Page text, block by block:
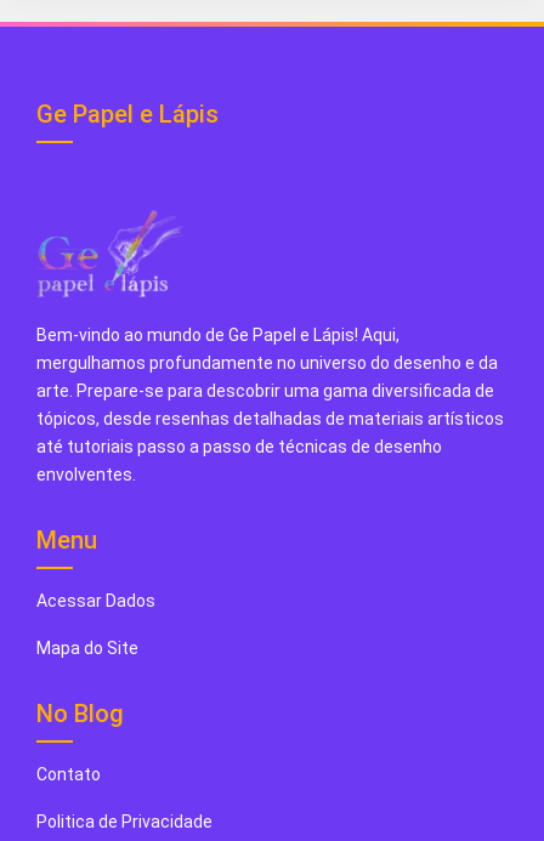
Ge Papel e Lápis
Bem-vindo ao mundo de Ge Papel e Lápis! Aqui,
mergulhamos profundamente no universo do desenho e da
arte. Prepare-se para descobrir uma gama diversificada de
tópicos, desde resenhas detalhadas de materiais artísticos
até tutoriais passo a passo de técnicas de desenho
envolventes.
Menu
Acessar Dados
Mapa do Site
No Blog
Contato
Politica de Privacidade